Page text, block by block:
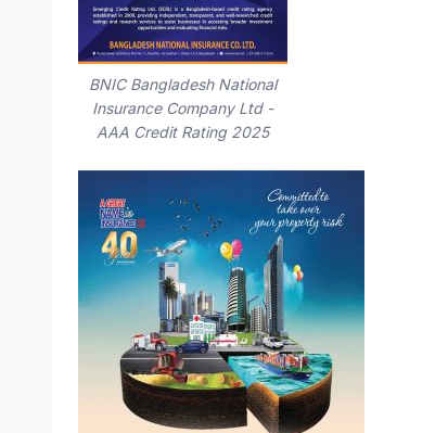
BNIC Bangladesh National
Insurance Company Ltd -
AAA Credit Rating 2025